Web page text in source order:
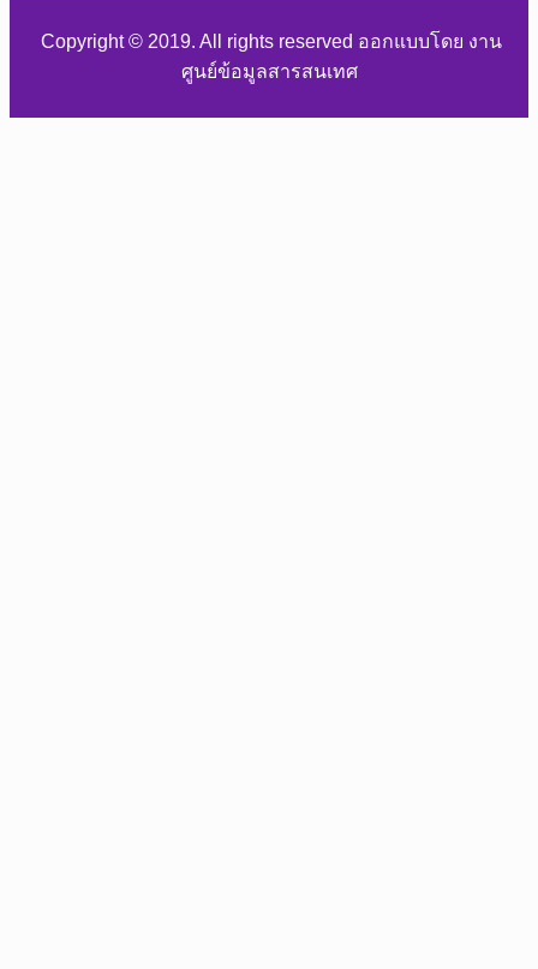
Copyright © 2019. All rights reserved ออกแบบโดย งาน
ศูนย์ข้อมูลสารสนเทศ